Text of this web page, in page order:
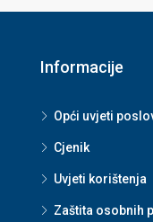
Informacije
Opći uvjeti
Cjenik
Uvjeti korištenja
Zaštita osobnih